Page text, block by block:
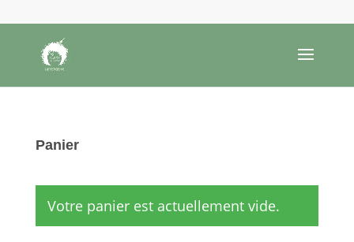
Panier
Votre panier est actuellement vide.